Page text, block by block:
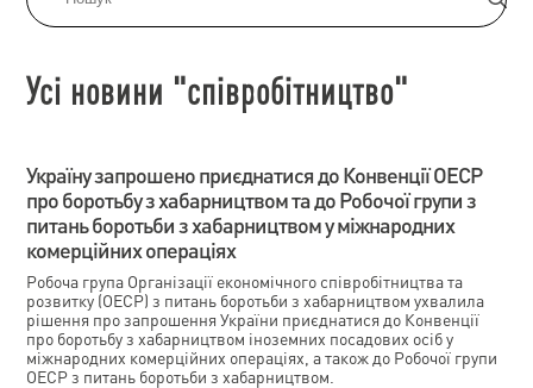
Усі новини "співробітництво"
Україну запрошено приєднатися до Конвенції ОЕСР
про боротьбу з хабарництвом та до Робочої групи з
питань боротьби з хабарництвом у міжнародних
комерційних операціях
Робоча група Організації економічного співробітництва та
розвитку (ОЕСР) з питань боротьби з хабарництвом ухвалила
рішення про запрошення України приєднатися до Конвенції
про боротьбу з хабарництвом іноземних посадових осіб у
міжнародних комерційних операціях, а також до Робочої групи
ОЕСР з питань боротьби з хабарництвом.